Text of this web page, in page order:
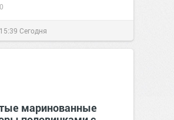
0
15:39 Сегодня
маринованные